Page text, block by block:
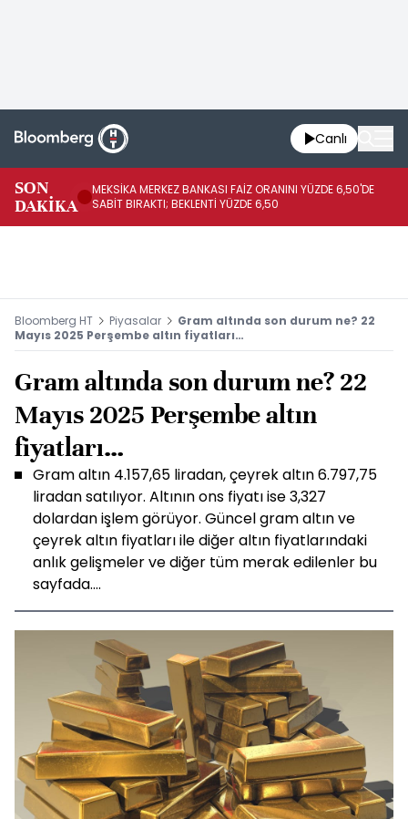
Canlı
SON
DAKİKA
MEKSİKA MERKEZ BANKASI FAİZ ORANINI YÜZDE 6,50'DE
SABİT BIRAKTI; BEKLENTİ YÜZDE 6,50
Bloomberg HT Piyasalar
Gram altında son durum ne? 22
Mayıs 2025 Perşembe altın fiyatları…
Gram altında son durum ne? 22
Mayıs 2025 Perşembe altın
fiyatları…
Gram altın 4.157,65 liradan, çeyrek altın 6.797,75
liradan satılıyor. Altının ons fiyatı ise 3,327
dolardan işlem görüyor. Güncel gram altın ve
çeyrek altın fiyatları ile diğer altın fiyatlarındaki
anlık gelişmeler ve diğer tüm merak edilenler bu
sayfada....